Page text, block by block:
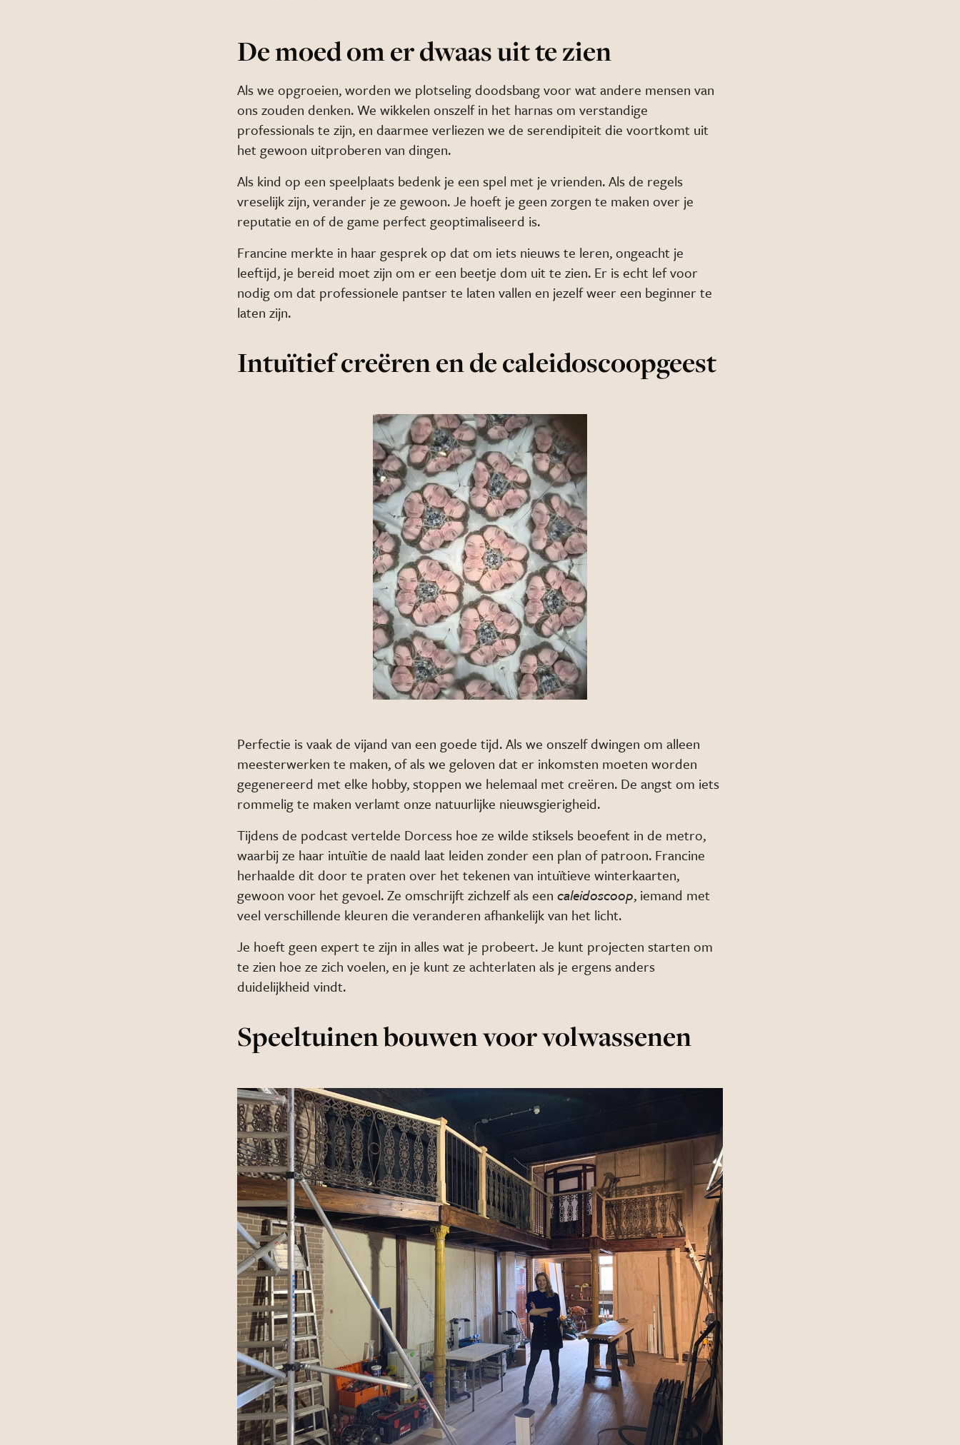
De moed om er dwaas uit te zien
Als we opgroeien, worden we plotseling doodsbang voor wat andere mensen van
ons zouden denken. We wikkelen onszelf in het harnas om verstandige
professionals te zijn, en daarmee verliezen we de serendipiteit die voortkomt uit
het gewoon uitproberen van dingen.
Als kind op een speelplaats bedenk je een spel met je vrienden. Als de regels
vreselijk zijn, verander je ze gewoon. Je hoeft je geen zorgen te maken over je
reputatie en of de game perfect geoptimaliseerd is.
Francine merkte in haar gesprek op dat om iets nieuws te leren, ongeacht je
leeftijd, je bereid moet zijn om er een beetje dom uit te zien. Er is echt lef voor
nodig om dat professionele pantser te laten vallen en jezelf weer een beginner te
laten zijn.
Intuïtief creëren en de caleidoscoopgeest
Perfectie is vaak de vijand van een goede tijd. Als we onszelf dwingen om alleen
meesterwerken te maken, of als we geloven dat er inkomsten moeten worden
gegenereerd met elke hobby, stoppen we helemaal met creëren. De angst om iets
rommelig te maken verlamt onze natuurlijke nieuwsgierigheid.
Tijdens de podcast vertelde Dorcess hoe ze wilde stiksels beoefent in de metro,
waarbij ze haar intuïtie de naald laat leiden zonder een plan of patroon. Francine
herhaalde dit door te praten over het tekenen van intuïtieve winterkaarten,
gewoon voor het gevoel. Ze omschrijft zichzelf als een caleidoscoop, iemand met
veel verschillende kleuren die veranderen afhankelijk van het licht.
Je hoeft geen expert te zijn in alles wat je probeert. Je kunt projecten starten om
te zien hoe ze zich voelen, en je kunt ze achterlaten als je ergens anders
duidelijkheid vindt.
Speeltuinen bouwen voor volwassenen